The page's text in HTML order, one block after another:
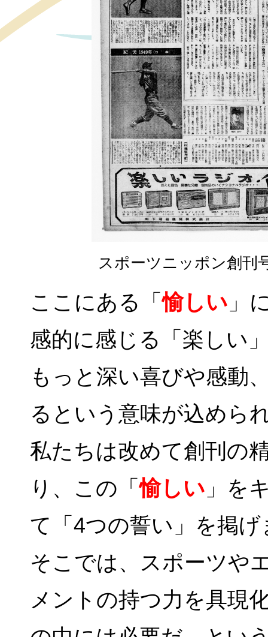
スポーツニッポン創刊
ここにある「愉しい 」
感的に感じる「楽しい
もっと深い喜びや感動
るという意味が込めら
私たちは改めて創刊の
り、この「愉しい 」を
て「4つの誓い」を掲げ
そこでは、スポーツや
メントの持つ力を具現